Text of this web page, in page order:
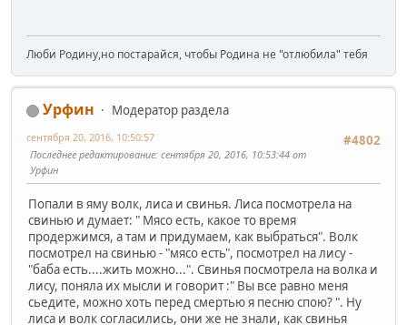
Люби Родину,но постарайся, чтобы Родина не "отлюбила" тебя
Урфин
Модератор раздела
#4802
сентября 20, 2016, 10:50:57
Последнее редактирование: сентября 20, 2016, 10:53:44 от
Урфин
Попали в яму волк, лиса и свинья. Лиса посмотрела на
свинью и думает: " Мясо есть, какое то время
продержимся, а там и придумаем, как выбраться". Волк
посмотрел на свинью - "мясо есть", посмотрел на лису -
"баба есть....жить можно...". Свинья посмотрела на волка и
лису, поняла их мысли и говорит :" Вы все равно меня
сьедите, можно хоть перед смертью я песню спою? ". Ну
лиса и волк согласились, они же не знали, как свинья